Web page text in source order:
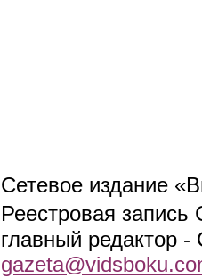
Сетевое издание
Реестровая
главный редактор